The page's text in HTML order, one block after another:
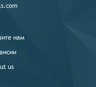
нам
us